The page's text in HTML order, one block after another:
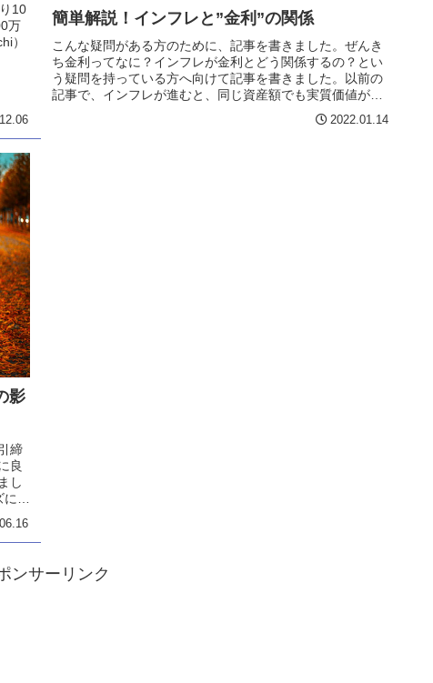
10
万
）
簡単解説！インフレと”金利”の関係
こんな疑問がある方のために、記事を書きました。ぜんき
ち金利ってなに？インフレが金利とどう関係するの？とい
う疑問を持っている方へ向けて記事を書きました。以前の
記事で、インフレが進むと、同じ資産額でも実質価値が減
2022.01.14
影
締
良
し
分
ンサーリンク